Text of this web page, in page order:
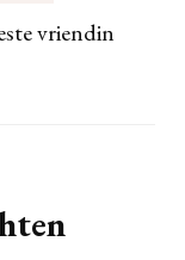
vriendin